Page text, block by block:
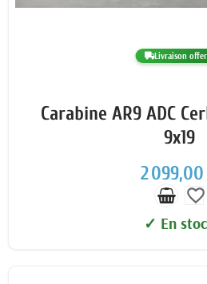
Livraison
Carabine AR9 ADC
9x19
2
favorite_border
✓ En